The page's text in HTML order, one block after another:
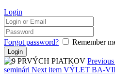
Login
Forgot password? Remember
seminári Next item VÝLET BA-